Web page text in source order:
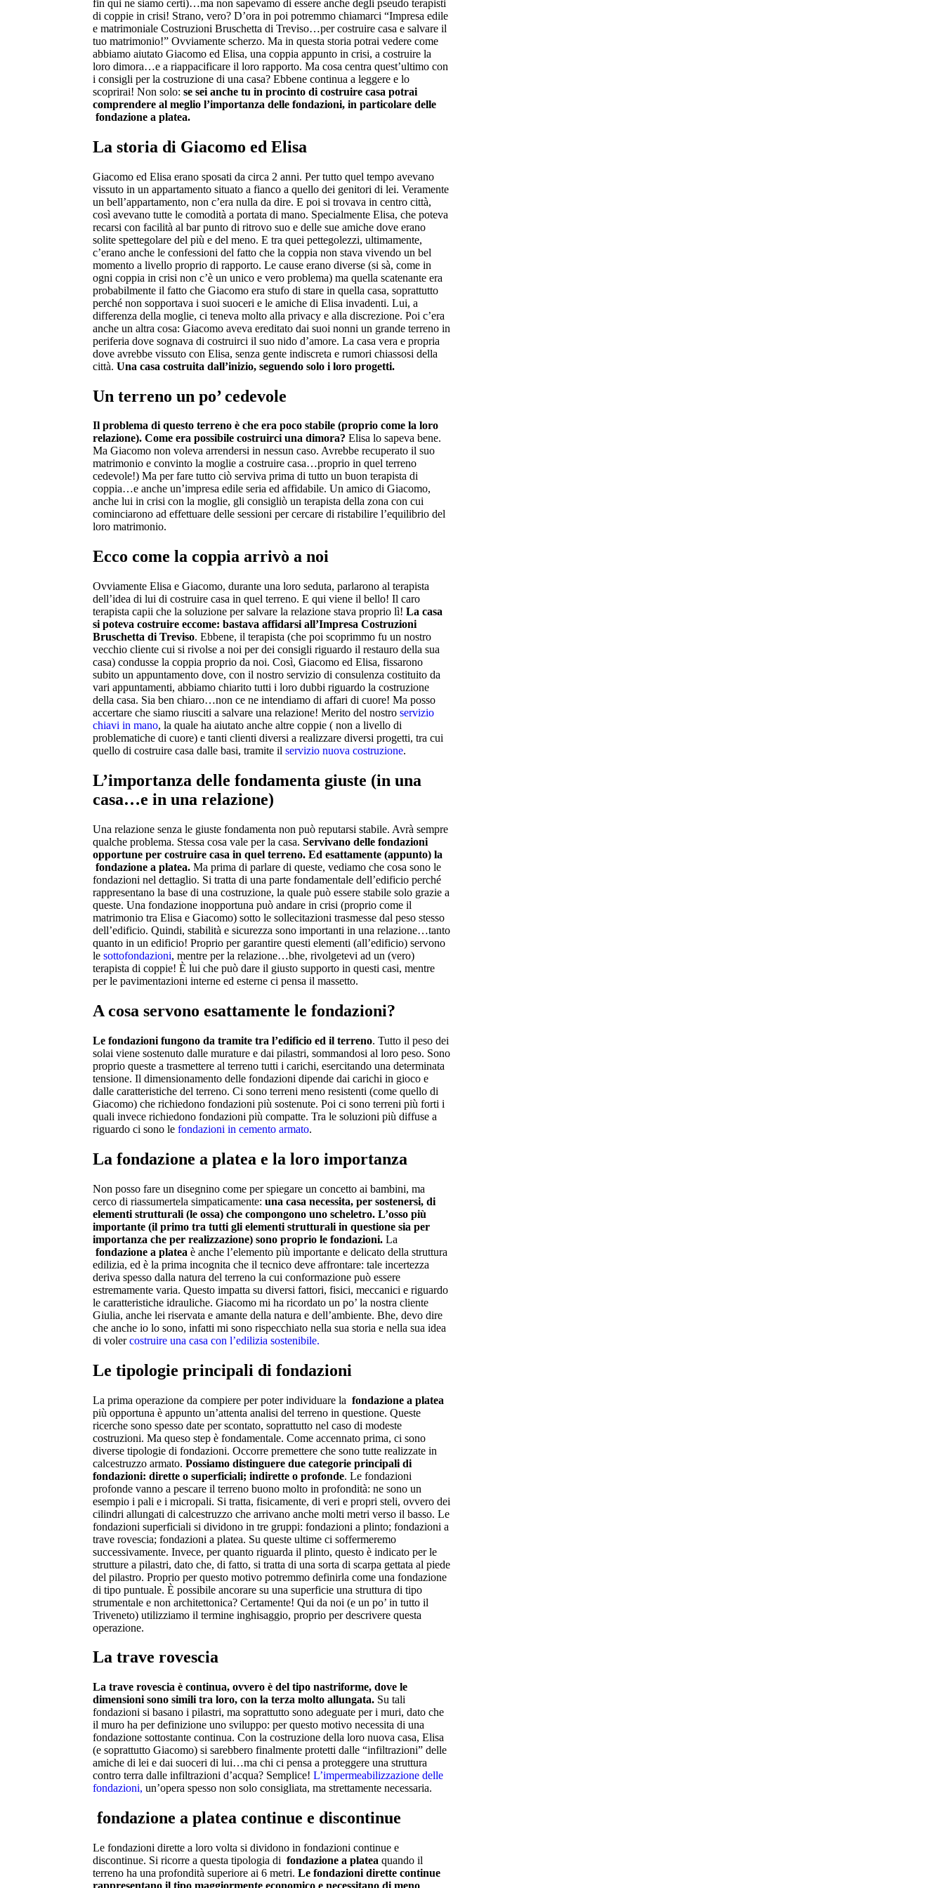
fin qui ne siamo certi)…ma non sapevamo di essere anche degli pseudo terapisti
di coppie in crisi! Strano, vero? D’ora in poi potremmo chiamarci “Impresa edile
e matrimoniale Costruzioni Bruschetta di Treviso…per costruire casa e salvare il
tuo matrimonio!” Ovviamente scherzo. Ma in questa storia potrai vedere come
abbiamo aiutato Giacomo ed Elisa, una coppia appunto in crisi, a costruire la
loro dimora…e a riappacificare il loro rapporto. Ma cosa centra quest’ultimo con
i consigli per la costruzione di una casa? Ebbene continua a leggere e lo
scoprirai! Non solo: se sei anche tu in procinto di costruire casa potrai
comprendere al meglio l’importanza delle fondazioni, in particolare delle
fondazione a platea.
La storia di Giacomo ed Elisa
Giacomo ed Elisa erano sposati da circa 2 anni. Per tutto quel tempo avevano
vissuto in un appartamento situato a fianco a quello dei genitori di lei. Veramente
un bell’appartamento, non c’era nulla da dire. E poi si trovava in centro città,
così avevano tutte le comodità a portata di mano. Specialmente Elisa, che poteva
recarsi con facilità al bar punto di ritrovo suo e delle sue amiche dove erano
solite spettegolare del più e del meno. E tra quei pettegolezzi, ultimamente,
c’erano anche le confessioni del fatto che la coppia non stava vivendo un bel
momento a livello proprio di rapporto. Le cause erano diverse (si sà, come in
ogni coppia in crisi non c’è un unico e vero problema) ma quella scatenante era
probabilmente il fatto che Giacomo era stufo di stare in quella casa, soprattutto
perché non sopportava i suoi suoceri e le amiche di Elisa invadenti. Lui, a
differenza della moglie, ci teneva molto alla privacy e alla discrezione. Poi c’era
anche un altra cosa: Giacomo aveva ereditato dai suoi nonni un grande terreno in
periferia dove sognava di costruirci il suo nido d’amore. La casa vera e propria
dove avrebbe vissuto con Elisa, senza gente indiscreta e rumori chiassosi della
città. Una casa costruita dall’inizio, seguendo solo i loro progetti.
Un terreno un po’ cedevole
Il problema di questo terreno è che era poco stabile (proprio come la loro
relazione). Come era possibile costruirci una dimora? Elisa lo sapeva bene.
Ma Giacomo non voleva arrendersi in nessun caso. Avrebbe recuperato il suo
matrimonio e convinto la moglie a costruire casa…proprio in quel terreno
cedevole!) Ma per fare tutto ciò serviva prima di tutto un buon terapista di
coppia…e anche un’impresa edile seria ed affidabile. Un amico di Giacomo,
anche lui in crisi con la moglie, gli consigliò un terapista della zona con cui
cominciarono ad effettuare delle sessioni per cercare di ristabilire l’equilibrio del
loro matrimonio.
Ecco come la coppia arrivò a noi
Ovviamente Elisa e Giacomo, durante una loro seduta, parlarono al terapista
dell’idea di lui di costruire casa in quel terreno. E qui viene il bello! Il caro
terapista capii che la soluzione per salvare la relazione stava proprio lì! La casa
si poteva costruire eccome: bastava affidarsi all’Impresa Costruzioni
Bruschetta di Treviso. Ebbene, il terapista (che poi scoprimmo fu un nostro
vecchio cliente cui si rivolse a noi per dei consigli riguardo il restauro della sua
casa) condusse la coppia proprio da noi. Così, Giacomo ed Elisa, fissarono
subito un appuntamento dove, con il nostro servizio di consulenza costituito da
vari appuntamenti, abbiamo chiarito tutti i loro dubbi riguardo la costruzione
della casa. Sia ben chiaro…non ce ne intendiamo di affari di cuore! Ma posso
accertare che siamo riusciti a salvare una relazione! Merito del nostro servizio
chiavi in mano, la quale ha aiutato anche altre coppie ( non a livello di
problematiche di cuore) e tanti clienti diversi a realizzare diversi progetti, tra cui
quello di costruire casa dalle basi, tramite il servizio nuova costruzione.
L’importanza delle fondamenta giuste (in una
casa…e in una relazione)
Una relazione senza le giuste fondamenta non può reputarsi stabile. Avrà sempre
qualche problema. Stessa cosa vale per la casa. Servivano delle fondazioni
opportune per costruire casa in quel terreno. Ed esattamente (appunto) la
fondazione a platea. Ma prima di parlare di queste, vediamo che cosa sono le
fondazioni nel dettaglio. Si tratta di una parte fondamentale dell’edificio perché
rappresentano la base di una costruzione, la quale può essere stabile solo grazie a
queste. Una fondazione inopportuna può andare in crisi (proprio come il
matrimonio tra Elisa e Giacomo) sotto le sollecitazioni trasmesse dal peso stesso
dell’edificio. Quindi, stabilità e sicurezza sono importanti in una relazione…tanto
quanto in un edificio! Proprio per garantire questi elementi (all’edificio) servono
le sottofondazioni, mentre per la relazione…bhe, rivolgetevi ad un (vero)
terapista di coppie! È lui che può dare il giusto supporto in questi casi, mentre
per le pavimentazioni interne ed esterne ci pensa il massetto.
A cosa servono esattamente le fondazioni?
Le fondazioni fungono da tramite tra l’edificio ed il terreno. Tutto il peso dei
solai viene sostenuto dalle murature e dai pilastri, sommandosi al loro peso. Sono
proprio queste a trasmettere al terreno tutti i carichi, esercitando una determinata
tensione. Il dimensionamento delle fondazioni dipende dai carichi in gioco e
dalle caratteristiche del terreno. Ci sono terreni meno resistenti (come quello di
Giacomo) che richiedono fondazioni più sostenute. Poi ci sono terreni più forti i
quali invece richiedono fondazioni più compatte. Tra le soluzioni più diffuse a
riguardo ci sono le fondazioni in cemento armato.
La fondazione a platea e la loro importanza
Non posso fare un disegnino come per spiegare un concetto ai bambini, ma
cerco di riassumertela simpaticamente: una casa necessita, per sostenersi, di
elementi strutturali (le ossa) che compongono uno scheletro. L’osso più
importante (il primo tra tutti gli elementi strutturali in questione sia per
importanza che per realizzazione) sono proprio le fondazioni. La
fondazione a platea è anche l’elemento più importante e delicato della struttura
edilizia, ed è la prima incognita che il tecnico deve affrontare: tale incertezza
deriva spesso dalla natura del terreno la cui conformazione può essere
estremamente varia. Questo impatta su diversi fattori, fisici, meccanici e riguardo
le caratteristiche idrauliche. Giacomo mi ha ricordato un po’ la nostra cliente
Giulia, anche lei riservata e amante della natura e dell’ambiente. Bhe, devo dire
che anche io lo sono, infatti mi sono rispecchiato nella sua storia e nella sua idea
di volercostruire una casa con l’edilizia sostenibile.
Le tipologie principali di fondazioni
La prima operazione da compiere per poter individuare la fondazione a platea
più opportuna è appunto un’attenta analisi del terreno in questione. Queste
ricerche sono spesso date per scontato, soprattutto nel caso di modeste
costruzioni. Ma queso step è fondamentale. Come accennato prima, ci sono
diverse tipologie di fondazioni. Occorre premettere che sono tutte realizzate in
calcestruzzo armato. Possiamo distinguere due categorie principali di
fondazioni: dirette o superficiali; indirette o profonde. Le fondazioni
profonde vanno a pescare il terreno buono molto in profondità: ne sono un
esempio i pali e i micropali. Si tratta, fisicamente, di veri e propri steli, ovvero dei
cilindri allungati di calcestruzzo che arrivano anche molti metri verso il basso. Le
fondazioni superficiali si dividono in tre gruppi: fondazioni a plinto; fondazioni a
trave rovescia; fondazioni a platea. Su queste ultime ci soffermeremo
successivamente. Invece, per quanto riguarda il plinto, questo è indicato per le
strutture a pilastri, dato che, di fatto, si tratta di una sorta di scarpa gettata al piede
del pilastro. Proprio per questo motivo potremmo definirla come una fondazione
di tipo puntuale. È possibile ancorare su una superficie una struttura di tipo
strumentale e non architettonica? Certamente! Qui da noi (e un po’ in tutto il
Triveneto) utilizziamo il termine inghisaggio, proprio per descrivere questa
operazione.
La trave rovescia
La trave rovescia è continua, ovvero è del tipo nastriforme, dove le
dimensioni sono simili tra loro, con la terza molto allungata. Su tali
fondazioni si basano i pilastri, ma soprattutto sono adeguate per i muri, dato che
il muro ha per definizione uno sviluppo: per questo motivo necessita di una
fondazione sottostante continua. Con la costruzione della loro nuova casa, Elisa
(e soprattutto Giacomo) si sarebbero finalmente protetti dalle “infiltrazioni” delle
amiche di lei e dai suoceri di lui…ma chi ci pensa a proteggere una struttura
contro terra dalle infiltrazioni d’acqua? Semplice! L’impermeabilizzazione delle
fondazioni, un’opera spesso non solo consigliata, ma strettamente necessaria.
fondazione a platea continue e discontinue
Le fondazioni dirette a loro volta si dividono in fondazioni continue e
discontinue. Si ricorre a questa tipologia di fondazione a platea quando il
terreno ha una profondità superiore ai 6 metri. Le fondazioni dirette continue